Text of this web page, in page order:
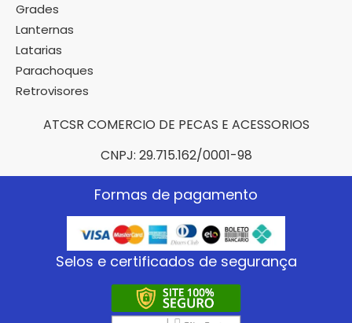
Grades
Lanternas
Latarias
Parachoques
Retrovisores
ATCSR COMERCIO DE PECAS E ACESSORIOS
CNPJ: 29.715.162/0001-98
Formas de pagamento
Selos e certificados de segurança